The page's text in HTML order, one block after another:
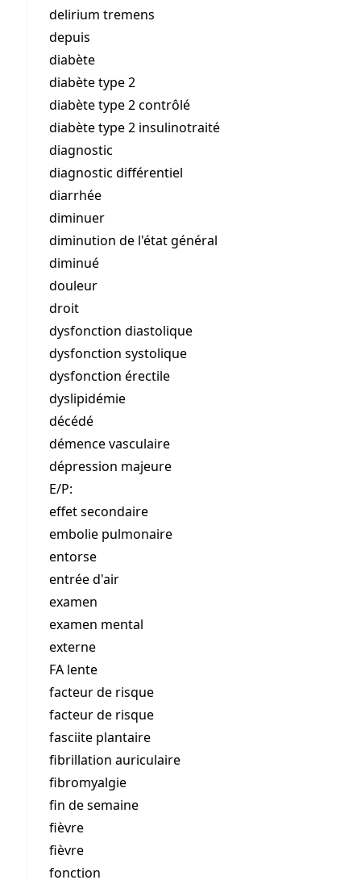
delirium tremens
depuis
diabète
diabète type 2
diabète type 2 contrôlé
diabète type 2 insulinotraité
diagnostic
diagnostic différentiel
diarrhée
diminuer
diminution de l'état général
diminué
douleur
droit
dysfonction diastolique
dysfonction systolique
dysfonction érectile
dyslipidémie
décédé
démence vasculaire
dépression majeure
E/P:
effet secondaire
embolie pulmonaire
entorse
entrée d'air
examen
examen mental
externe
FA lente
facteur de risque
facteur de risque
fasciite plantaire
fibrillation auriculaire
fibromyalgie
fin de semaine
fièvre
fièvre
fonction